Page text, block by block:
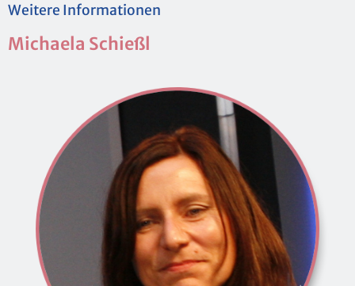
Wei­te­re In­for­ma­tio­nen
Mi­chae­la Schie­ßl